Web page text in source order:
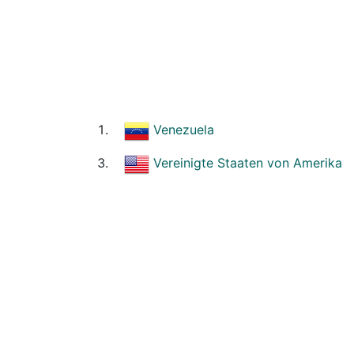
Venezuela
Vereinigte Staaten von Amerika